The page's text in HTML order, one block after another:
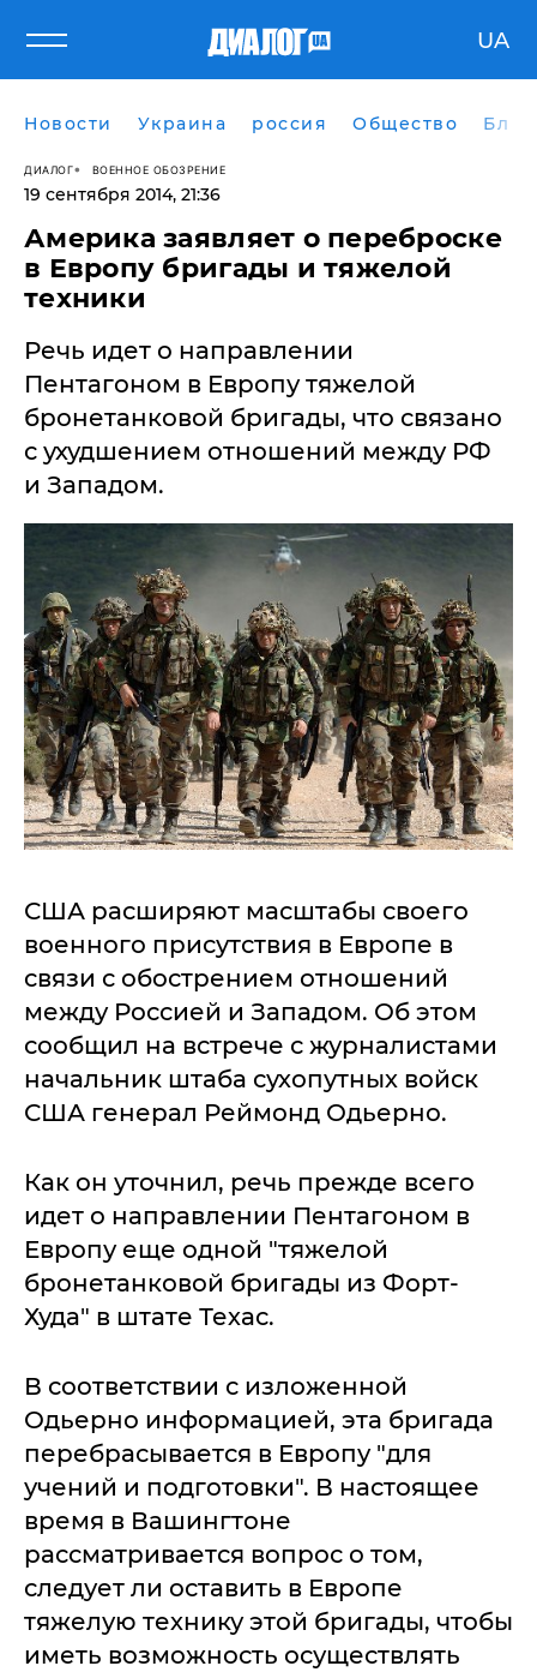
UA
Новости Украина россия Общество
ДИАЛОГ ВОЕННОЕ ОБОЗРЕНИЕ
19 сентября 2014, 21:36
Америка заявляет о переброске
в Европу бригады и тяжелой
техники
Речь идет о направлении
Пентагоном в Европу тяжелой
бронетанковой бригады, что связано
с ухудшением отношений между РФ
и Западом.
США расширяют масштабы своего
военного присутствия в Европе в
связи с обострением отношений
между Россией и Западом. Об этом
сообщил на встрече с журналистами
начальник штаба сухопутных войск
США генерал Реймонд Одьерно.
Как он уточнил, речь прежде всего
идет о направлении Пентагоном в
Европу еще одной "тяжелой
бронетанковой бригады из Форт-
Худа" в штате Техас.
В соответствии с изложенной
Одьерно информацией, эта бригада
перебрасывается в Европу "для
учений и подготовки". В настоящее
время в Вашингтоне
рассматривается вопрос о том,
следует ли оставить в Европе
тяжелую технику этой бригады, чтобы
иметь возможность осуществлять